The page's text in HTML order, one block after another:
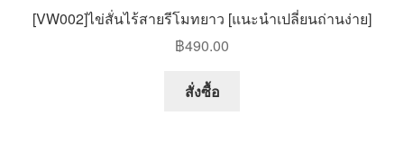
[VW002]ไข่สั่นไร้สายรีโมทยาว [แนะนำเปลี่ยนถ่านง่าย]
฿490.00
สั่งซื้อ